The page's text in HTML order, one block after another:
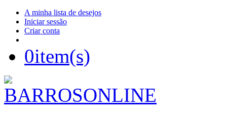
A minha lista de desejos
Iniciar sessão
Criar conta
0item(s)